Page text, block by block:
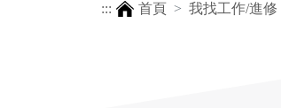
::: 首頁 我找工作/進修